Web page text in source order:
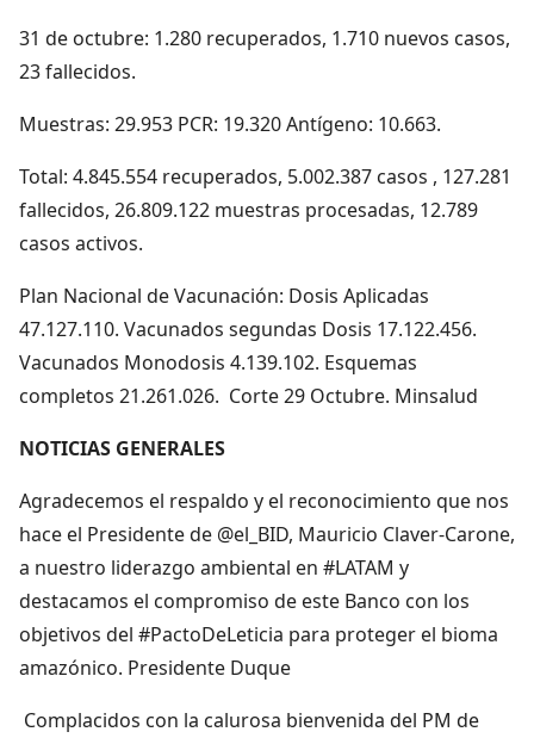
31 de octubre: 1.280 recuperados, 1.710 nuevos casos,
23 fallecidos.
Muestras: 29.953 PCR: 19.320 Antígeno: 10.663.
Total: 4.845.554 recuperados, 5.002.387 casos , 127.281
fallecidos, 26.809.122 muestras procesadas, 12.789
casos activos.
Plan Nacional de Vacunación: Dosis Aplicadas
47.127.110. Vacunados segundas Dosis 17.122.456.
Vacunados Monodosis 4.139.102. Esquemas
completos 21.261.026. Corte 29 Octubre. Minsalud
NOTICIAS GENERALES
Agradecemos el respaldo y el reconocimiento que nos
hace el Presidente de @el_BID, Mauricio Claver-Carone,
a nuestro liderazgo ambiental en #LATAM y
destacamos el compromiso de este Banco con los
objetivos del #PactoDeLeticia para proteger el bioma
amazónico. Presidente Duque
Complacidos con la calurosa bienvenida del PM de